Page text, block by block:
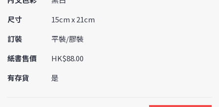
尺寸
15cm x 21cm
訂裝
平裝/膠裝
紙書售價
HK$88.00
有存貨
是